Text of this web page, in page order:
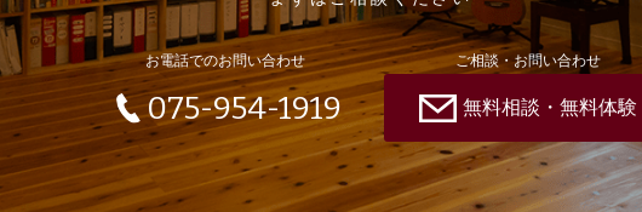
お電話でのお問い合わせ
075-954-1919
ご相談・お問い合わせ
無料相談・無料体験